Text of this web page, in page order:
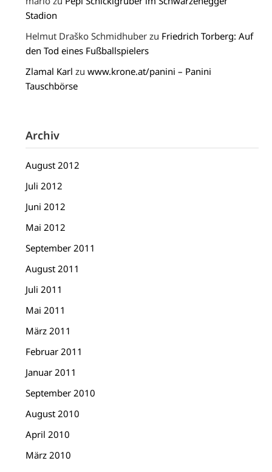
Stadion
Helmut Draško Schmidhuber zu Friedrich Torberg: Auf
den Tod eines Fußballspielers
Zlamal Karl zuwww.krone.at/panini – Panini
Tauschbörse
Archiv
August 2012
Juli 2012
Juni 2012
Mai 2012
September 2011
August 2011
Juli 2011
Mai 2011
März 2011
Februar 2011
Januar 2011
September 2010
August 2010
April 2010
März 2010